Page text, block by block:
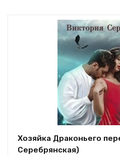
Хозяйка Драконьего
Серебрянская)